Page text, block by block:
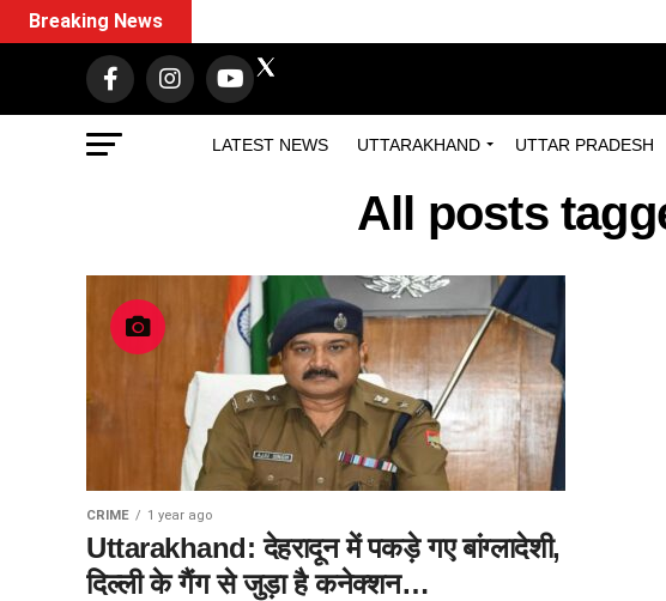
LATEST NEWS UTTARAKHAND UTTAR PRADESH
Breaking News
All posts
CRIME 1 year ago
Uttarakhand: देहरादून में पकड़े गए बांग्लादेशी,
दिल्ली के गैंग से जुड़ा है कनेक्शन…